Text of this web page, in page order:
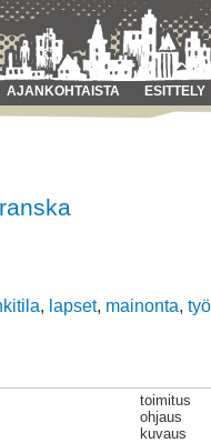
AJANKOHTAISTA ESITTELY
, lapset, mainonta,
toimitus
ohjaus
kuvaus